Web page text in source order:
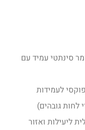
סינתטי עמיד עם
לעמידות
לחות גובהים)
ליעילות ואזור